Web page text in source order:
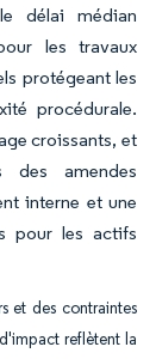
délai médian
les travaux
protégeant les
procédurale.
croissants, et
des amendes
interne et une
pour les actifs
et des contraintes
reflètent la